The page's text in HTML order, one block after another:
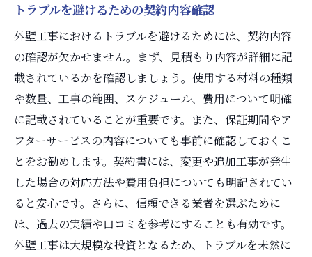
トラブルを避けるための契約内容確認
外壁工事におけるトラブルを避けるためには、契約内容
の確認が欠かせません。まず、見積もり内容が詳細に記
載されているかを確認しましょう。使用する材料の種類
や数量、工事の範囲、スケジュール、費用について明確
に記載されていることが重要です。また、保証期間やア
フターサービスの内容についても事前に確認しておくこ
とをお勧めします。契約書には、変更や追加工事が発生
した場合の対応方法や費用負担についても明記されてい
ると安心です。さらに、信頼できる業者を選ぶために
は、過去の実績や口コミを参考にすることも有効です。
外壁工事は大規模な投資となるため、トラブルを未然に